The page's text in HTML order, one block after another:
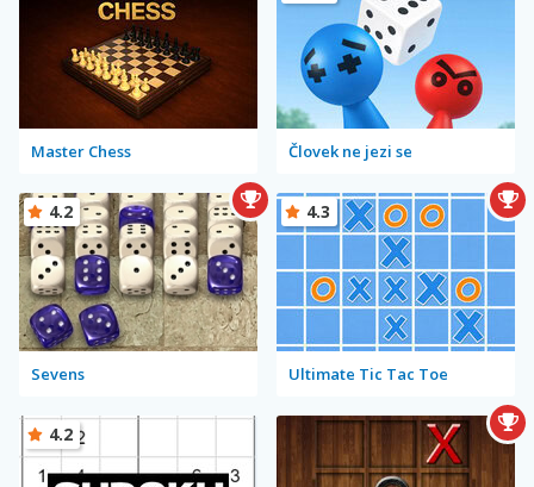
Master Chess Človek ne jezi se
Sevens
4.2
Ultimate Tic Tac Toe
4.3
4.2